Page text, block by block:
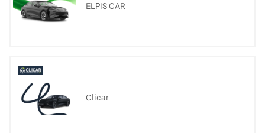
ELPIS CAR
Clicar